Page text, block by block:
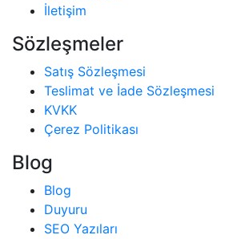
İletişim
Sözleşmeler
Satış Sözleşmesi
Teslimat ve İade Sözleşmesi
KVKK
Çerez Politikası
Blog
Blog
Duyuru
SEO Yazıları